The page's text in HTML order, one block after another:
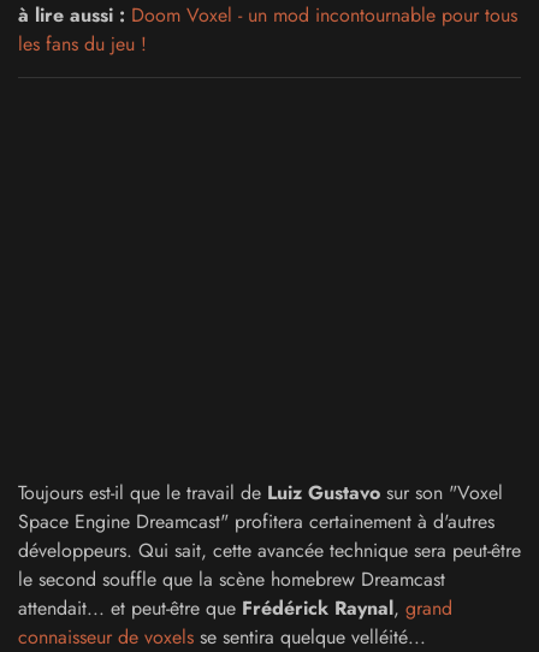
à lire aussi : Doom Voxel - un mod incontournable pour tous
les fans du jeu !
Toujours est-il que le travail de Luiz Gustavo sur son "Voxel
Space Engine Dreamcast" profitera certainement à d'autres
développeurs. Qui sait, cette avancée technique sera peut-être
le second souffle que la scène homebrew Dreamcast
attendait... et peut-être que Frédérick Raynal, grand
connaisseur de voxels se sentira quelque velléité...